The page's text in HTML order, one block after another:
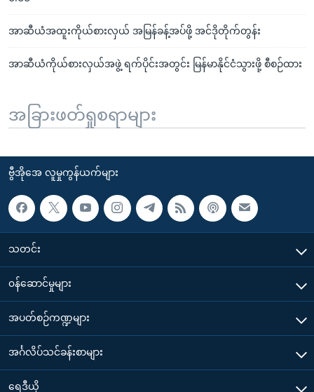
အာဆီယံအထူးကိုယ်စားလှယ် အမြန်ခန့်အပ်ဖို့ အင်ဒိုတိုက်တွန်း
အာဆီယံကိုယ်စားလှယ်အဖွဲ့ ရက်ပိုင်းအတွင်း မြန်မာနိုင်ငံသွားဖို့ စီစဉ်ထား
အခြားဖတ်ရှုစရာများ
ဗွီအိုအေ လူမှုကွန်ယက်များ
သတင်း
၀န်ဆောင်မှုများ
အပတ်စဉ်ကဏ္ဍများ
အင်္ဂလိပ်သင်ခန်းစာများ
ရေဒီယို